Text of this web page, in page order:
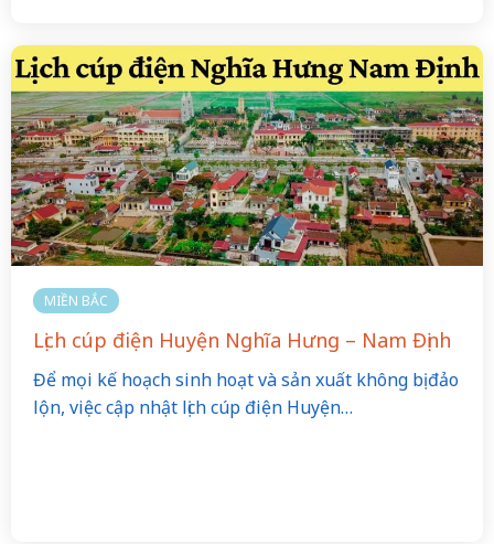
MIỀN BẮC
Lịch cúp điện Huyện Nghĩa Hưng – Nam Định
Để mọi kế hoạch sinh hoạt và sản xuất không bị đảo
lộn, việc cập nhật lịch cúp điện Huyện…